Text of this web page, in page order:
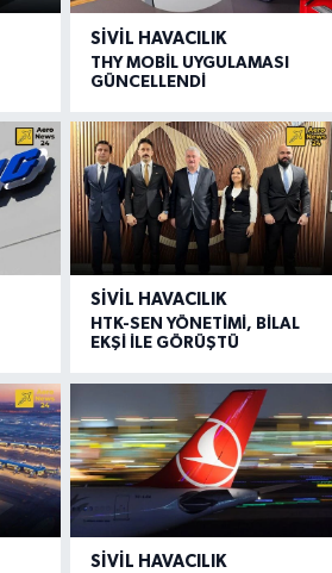
SIVIL HAVACILIK
THY MOBİL UYGULAMASI
GÜNCELLENDİ
SIVIL HAVACILIK
HTK-SEN YÖNETİMİ, BİLAL
EKŞİ İLE GÖRÜŞTÜ
SIVIL HAVACILIK